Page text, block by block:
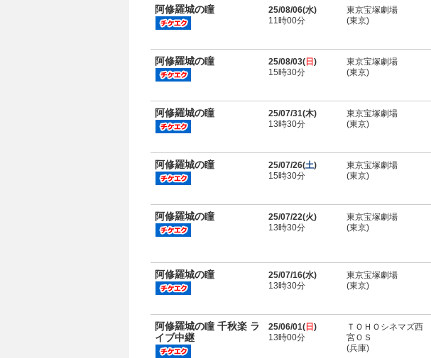
阿修羅城の瞳 25/08/06(水)
11時00分
東京宝塚劇場
(東京)
阿修羅城の瞳 25/08/03( 日 )
15時30分
東京宝塚劇場
(東京)
阿修羅城の瞳 25/07/31(木)
13時30分
東京宝塚劇場
(東京)
阿修羅城の瞳 25/07/26(土)
15時30分
東京宝塚劇場
(東京)
阿修羅城の瞳 25/07/22(火)
13時30分
東京宝塚劇場
(東京)
阿修羅城の瞳 25/07/16(水)
13時30分
東京宝塚劇場
(東京)
阿修羅城の瞳 千秋楽 ラ
イブ中継
25/06/01( 日 )
13時00分
ＴＯＨＯシネマズ西
宮ＯＳ
(兵庫)